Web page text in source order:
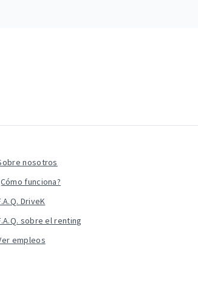
nosotros
funciona?
DriveK
sobre el renting
empleos